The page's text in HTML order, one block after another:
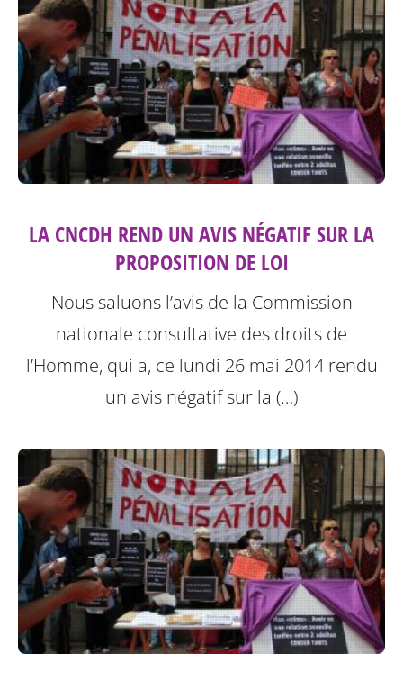
LA CNCDH REND UN AVIS NÉGATIF SUR LA
PROPOSITION DE LOI
Nous saluons l’avis de la Commission
nationale consultative des droits de
l’Homme, qui a, ce lundi 26 mai 2014 rendu
un avis négatif sur la (…)